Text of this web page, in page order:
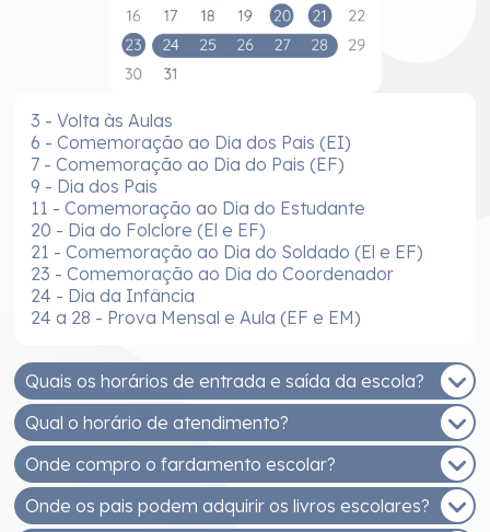
3 - Volta às Aulas
6 - Comemoração ao Dia dos Pais (EI)
7 - Comemoração ao Dia do Pais (EF)
9 - Dia dos Pais
11 - Comemoração ao Dia do Estudante
20 - Dia do Folclore (El e EF)
21 - Comemoração ao Dia do Soldado (El e EF)
23 - Comemoração ao Dia do Coordenador
24 - Dia da Infância
24 a 28 - Prova Mensal e Aula (EF e EM)
Quais os horários de entrada e saída da escola?
EDUCAÇÃO INFANTIL - MANHÃ
Entrada: 7h30 às 8h
Saída: 11h30
EDUCAÇÃO INFANTIL - TARDE
Qual o horário de atendimento?
De segunda a sexta, das 8h às 12h e das 14h às
17h30.
Onde compro o fardamento escolar?
Você pode comprar na Malharia Estrela (Rua
Onde os pais podem adquirir os livros escolares?